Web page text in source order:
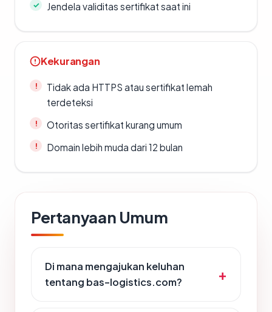
Jendela validitas sertifikat saat ini
Kekurangan
Tidak ada HTTPS atau sertifikat lemah
terdeteksi
Otoritas sertifikat kurang umum
Domain lebih muda dari 12 bulan
Pertanyaan Umum
Di mana mengajukan keluhan
tentang bas-logistics.com?